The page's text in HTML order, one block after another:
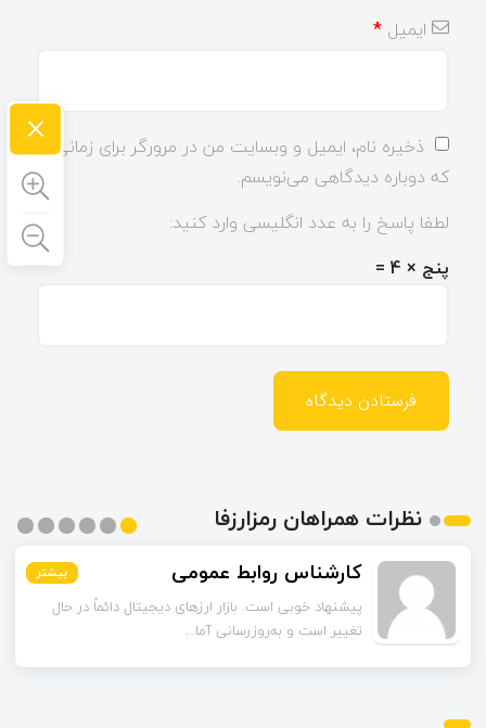
ایمیل *
ذخیره نام، ایمیل و وبسایت من در مرورگر برای زمانی
که دوباره دیدگاهی می‌نویسم.
لطفا پاسخ را به عدد انگلیسی وارد کنید:
پنج × 4 =
نظرات همراهان رمزارزفا
کارشناس روابط عمومی بیشتر
پیشنهاد خوبی است. بازار ارزهای دیجیتال دائماً در حال
تغییر است و به‌روزرسانی آما...
مشکات بیشتر
چند مورد از آمارهای مقاله مربوط به سال‌های گذشته است.
آیا امکان دارد نسخه به‌روز...
بیشتر
بیشتر
بیشتر
بیشتر
×